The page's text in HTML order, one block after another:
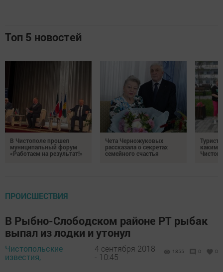
Топ 5 новостей
В Чистополе прошел
муниципальный форум
«Работаем на результат!»
Чета Черножуковых
рассказала о секретах
семейного счастья
каким
ПРОИСШЕСТВИЯ
В Рыбно-Слободском районе РТ рыбак
выпал из лодки и утонул
Чистопольские
известия,
4 сентября 2018
- 10:45
1855 0 0